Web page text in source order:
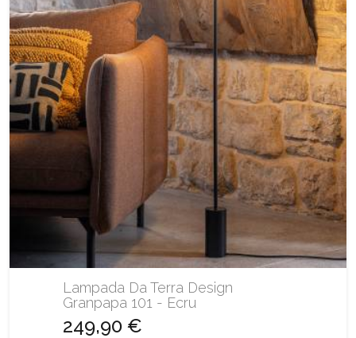
Lampada Da Terra Design
Granpapa 101 - Ecru
249,90 €